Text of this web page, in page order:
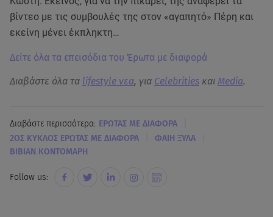
βίντεο με τις συμβουλές της στον «αγαπητό» Πέρη και
εκείνη μένει έκπληκτη…
Δείτε όλα τα επεισόδια του Έρωτα με διαφορά
Διαβάστε όλα τα lifestyle νεα, για Celebrities και Media.
Διαβάστε περισσότερα: ΕΡΩΤΑΣ ΜΕ ΔΙΑΦΟΡΑ
2ΟΣ ΚΥΚΛΟΣ ΕΡΩΤΑΣ ΜΕ ΔΙΑΦΟΡΑ ΦΑΙΗ ΞΥΛΑ
ΒΙΒΙΑΝ ΚΟΝΤΟΜΑΡΗ
Follow us: